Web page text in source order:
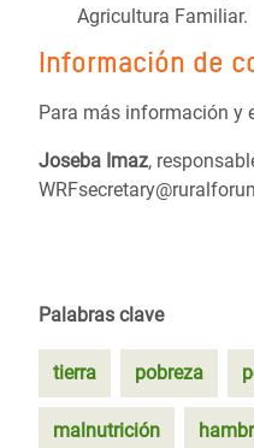
Agricultura Familiar.
Información de
Para más información y
Joseba Imaz,
Palabras clave
tierra pobreza
malnutrición